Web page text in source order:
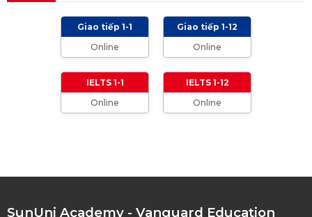
TIÊU CHÍ CHẤM IELTS SPEAKING, WRITING
2024 VÀ NHỮNG LƯU Ý
TỔNG HỢP CÁCH XƯNG HÔ TRONG TIẾNG
ANH (Từ formal đến informal)
DỤNG VÀ CÁCH VẬN DỤNG
Giao tiếp 1-1
Online
Giao tiếp 1-12
Online
IELTS 1-1
Online
IELTS 1-12
Online
SunUni Academy - Vanguard Education